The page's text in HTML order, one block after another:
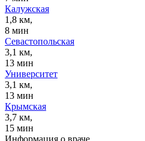
Калужская
1,8 км,
8 мин
Севастопольская
3,1 км,
13 мин
Университет
3,1 км,
13 мин
Крымская
3,7 км,
15 мин
Информация о враче